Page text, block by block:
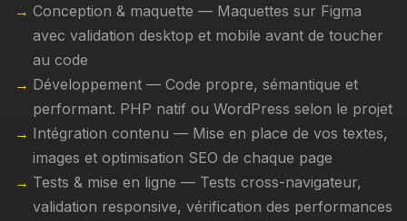
Conception & maquette — Maquettes sur Figma
avec validation desktop et mobile avant de toucher
au code
Développement — Code propre, sémantique et
performant. PHP natif ou WordPress selon le projet
Intégration contenu — Mise en place de vos textes,
images et optimisation SEO de chaque page
Tests & mise en ligne — Tests cross-navigateur,
validation responsive, vérification des performances